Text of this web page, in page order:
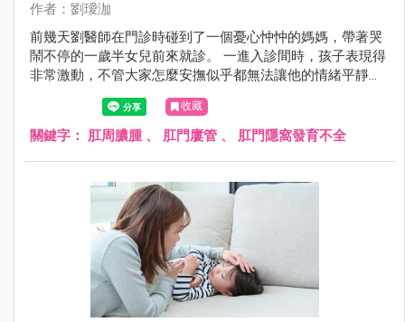
作者：劉璦泇
前幾天劉醫師在門診時碰到了一個憂心忡忡的媽媽，帶著哭
鬧不停的一歲半女兒前來就診。 一進入診間時，孩子表現得
非常激動，不管大家怎麼安撫似乎都無法讓他的情緒平靜下
收藏
關鍵字： 肛周膿腫、 肛門廔管 、 肛門隱窩發育不全